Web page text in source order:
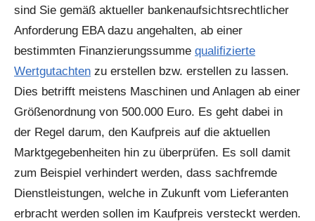
sind Sie gemäß aktueller bankenaufsichtsrechtlicher
Anforderung EBA dazu angehalten, ab einer
bestimmten Finanzierungssumme qualifizierte
Wertgutachten zu erstellen bzw. erstellen zu lassen.
Dies betrifft meistens Maschinen und Anlagen ab einer
Größenordnung von 500.000 Euro. Es geht dabei in
der Regel darum, den Kaufpreis auf die aktuellen
Marktgegebenheiten hin zu überprüfen. Es soll damit
zum Beispiel verhindert werden, dass sachfremde
Dienstleistungen, welche in Zukunft vom Lieferanten
erbracht werden sollen im Kaufpreis versteckt werden.